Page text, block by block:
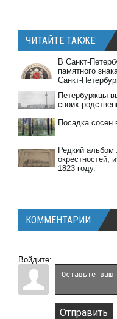
ЧИТАЙТЕ ТАКЖЕ:
В
памятного
Петербуржцы
своих
Посадка сосен
Редкий альбом
окрестностей,
1823 году.
КОММЕНТАРИИ
Войдите:
Отправить